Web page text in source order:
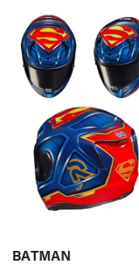
BATMAN